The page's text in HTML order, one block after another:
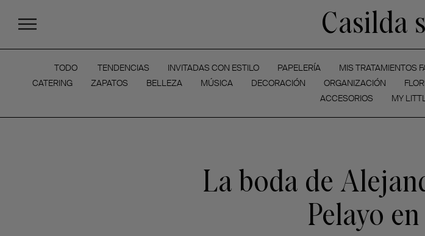
Casilda
TODO TENDENCIAS INVITADAS CON ESTILO PAPELERÍA MIS TRATAMIENTOS
CATERING
ZAPATOS BELLEZA MÚSICA DECORACIÓN ORGANIZACIÓN
ACCESORIOS
MY
La boda de
Pelayo